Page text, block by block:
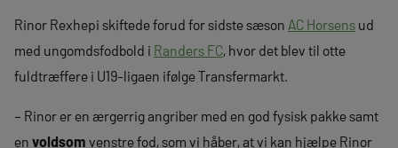
Rinor Rexhepi skiftede forud for sidste sæson AC Horsens ud
med ungomdsfodbold i Randers FC, hvor det blev til otte
fuldtræffere i U19-ligaen ifølge Transfermarkt.
– Rinor er en ærgerrig angriber med en god fysisk pakke samt
en voldsom venstre fod, som vi håber, at vi kan hjælpe Rinor